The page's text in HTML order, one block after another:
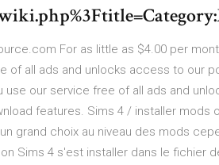
For as little as $4.00 per
of all ads and unlocks access to our
use our service free of all ads and
features. Sims 4 / installer mods
grand choix au niveau des mods
Sims 4 s'est installer dans le fichier